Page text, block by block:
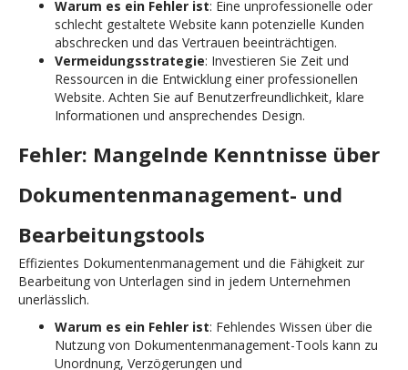
Warum es ein Fehler ist: Eine unprofessionelle oder
schlecht gestaltete Website kann potenzielle Kunden
abschrecken und das Vertrauen beeinträchtigen.
Vermeidungsstrategie: Investieren Sie Zeit und
Ressourcen in die Entwicklung einer professionellen
Website. Achten Sie auf Benutzerfreundlichkeit, klare
Informationen und ansprechendes Design.
Fehler: Mangelnde Kenntnisse über
Dokumentenmanagement- und
Bearbeitungstools
Effizientes Dokumentenmanagement und die Fähigkeit zur
Bearbeitung von Unterlagen sind in jedem Unternehmen
unerlässlich.
Warum es ein Fehler ist: Fehlendes Wissen über die
Nutzung von Dokumentenmanagement-Tools kann zu
Unordnung, Verzögerungen und